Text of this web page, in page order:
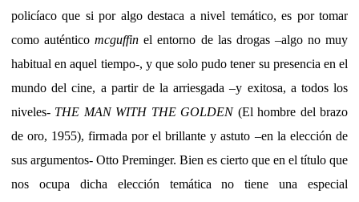
policíaco que si por algo destaca a nivel temático, es por tomar
como auténticomcguffin el entorno de las drogas –algo no muy
habitual en aquel tiempo-, y que solo pudo tener su presencia en el
mundo del cine, a partir de la arriesgada –y exitosa, a todos los
niveles- THE MAN WITH THE GOLDEN(El hombre del brazo
de oro, 1955), firmada por el brillante y astuto –en la elección de
sus argumentos- Otto Preminger. Bien es cierto que en el título que
nos ocupa dicha elección temática no tiene una especial